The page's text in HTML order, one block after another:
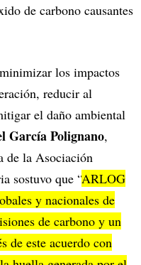
de carbono causantes
los impactos
reducir al
el daño ambiental
García Polignano,
de la Asociación
sostuvo que “ARLOG
y nacionales de
de carbono y un
de este acuerdo con